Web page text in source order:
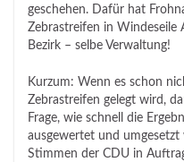
geschehen. Dafür hat
Zebrastreifen in Windeseile
Bezirk – selbe Verwaltung!
Kurzum: Wenn es schon
Zebrastreifen gelegt wird,
Frage, wie schnell die
ausgewertet und
Stimmen der CDU in